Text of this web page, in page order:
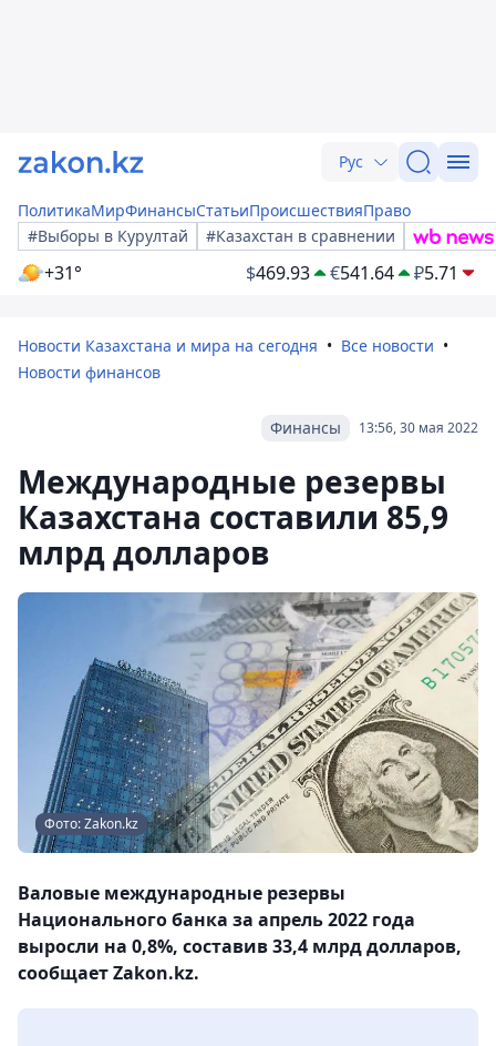
Рус
ПолитикаМирФинансыСтатьиПроисшествияПраво
#Выборы в Курултай
#Казахстан в сравнении
+31° $469.93 €541.64 ₽5.71
Новости Казахстана и мира на сегодня
Все новости
Новости финансов
13:56, 30 мая 2022
Финансы
Международные резервы
Казахстана составили 85,9
млрд долларов
Фото: Zakon.kz
Валовые международные резервы
Национального банка за апрель 2022 года
выросли на 0,8%, составив 33,4 млрд долларов,
сообщает Zakon.kz.